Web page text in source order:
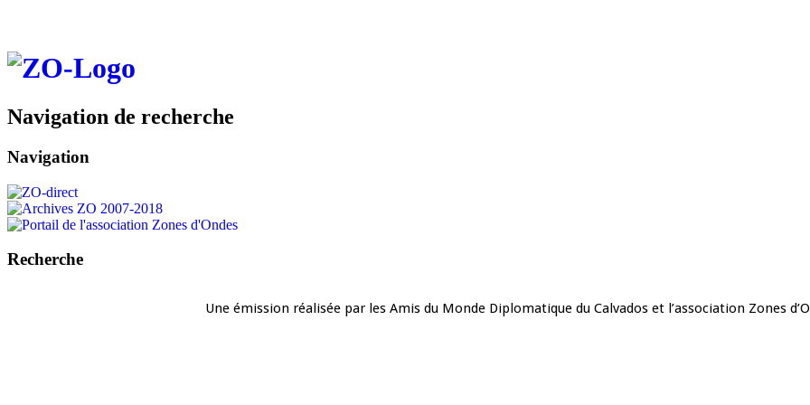
Navigation de recherche
Navigation
Recherche
Une émission réalisée par les Amis du Monde Diplomatique du Calvados et l’association Zones